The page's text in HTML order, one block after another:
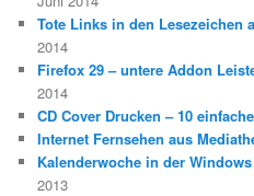
Tote Links in den Lesezeichen
2014
Firefox 29 – untere Addon
2014
CD Cover Drucken – 10
Internet Fernsehen aus
Kalenderwoche in der
2013